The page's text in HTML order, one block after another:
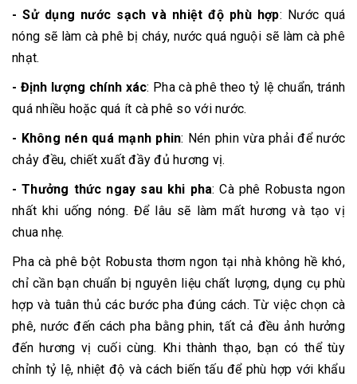
- Sử dụng nước sạch và nhiệt độ phù hợp: Nước quá
nóng sẽ làm cà phê bị cháy, nước quá nguội sẽ làm cà phê
nhạt.
- Định lượng chính xác: Pha cà phê theo tỷ lệ chuẩn, tránh
quá nhiều hoặc quá ít cà phê so với nước.
- Không nén quá mạnh phin: Nén phin vừa phải để nước
chảy đều, chiết xuất đầy đủ hương vị.
- Thưởng thức ngay sau khi pha: Cà phê Robusta ngon
nhất khi uống nóng. Để lâu sẽ làm mất hương và tạo vị
chua nhẹ.
Pha cà phê bột Robusta thơm ngon tại nhà không hề khó,
chỉ cần bạn chuẩn bị nguyên liệu chất lượng, dụng cụ phù
hợp và tuân thủ các bước pha đúng cách. Từ việc chọn cà
phê, nước đến cách pha bằng phin, tất cả đều ảnh hưởng
đến hương vị cuối cùng. Khi thành thạo, bạn có thể tùy
chỉnh tỷ lệ, nhiệt độ và cách biến tấu để phù hợp với khẩu